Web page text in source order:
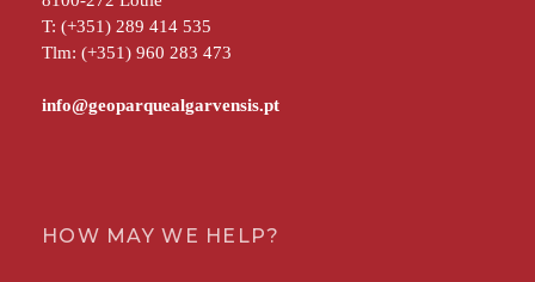
T: (+351) 289 414 535
Tlm: (+351) 960 283 473
HOW MAY WE HELP?